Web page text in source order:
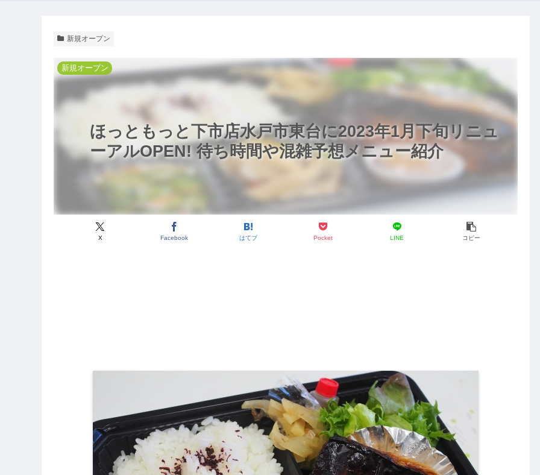
新規オープン
ほっともっと下市店水戸市東台に2023年1月下旬リニュ
ーアルOPEN! 待ち時間や混雑予想メニュー紹介
新規オープン
X Facebook はてブ Pocket LINE コピー